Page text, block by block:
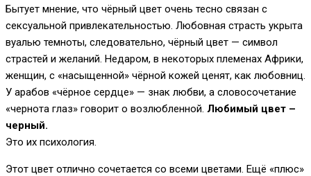
Бытует мнение, что чёрный цвет очень тесно связан с
сексуальной привлекательностью. Любовная страсть укрыта
вуалью темноты, следовательно, чёрный цвет — символ
страстей и желаний. Недаром, в некоторых племенах Африки,
женщин, с «насыщенной» чёрной кожей ценят, как любовниц.
У арабов «чёрное сердце» — знак любви, а словосочетание
«чернота глаз» говорит о возлюбленной. Любимый цвет –
черный.
Это их психология.
Этот цвет отлично сочетается со всеми цветами. Ещё «плюс»